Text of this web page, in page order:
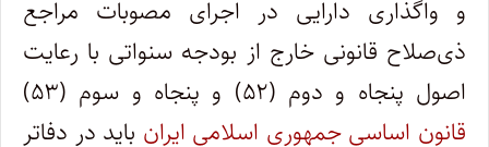
و واگذاری دارایی در اجرای مصوبات مراجع
ذی‌صلاح قانونی خارج از بودجه سنواتی با رعایت
اصول پنجاه و دوم (۵۲) و پنجاه و سوم (۵۳)
قانون اساسی جمهوری اسلامی ایران باید در دفاتر